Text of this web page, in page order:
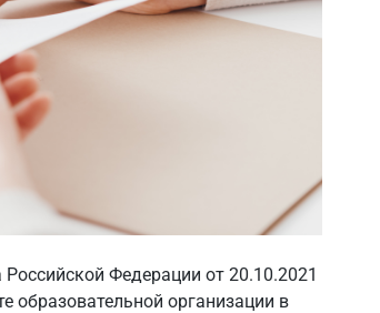
Федерации от 20.10.2021
организации в